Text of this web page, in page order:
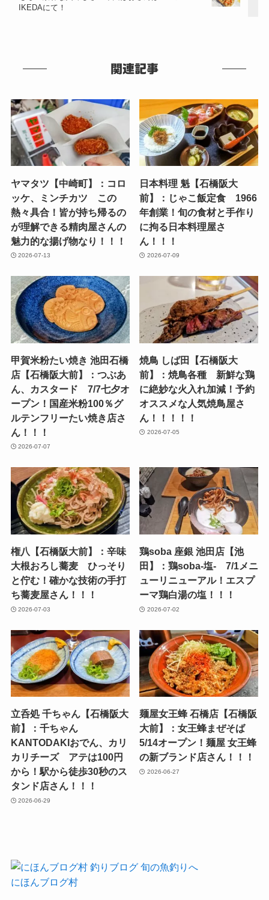
IKEDAにて！
関連記事
ヤマタツ【中崎町】：コロ
ッケ、ミンチカツ この
熱々具合！皆が持ち帰るの
が理解できる精肉屋さんの
魅力的な揚げ物なり！！！
2026-07-13
日本料理 魁【石橋阪大
前】：じゃこ飯定食 1966
年創業！旬の食材と手作り
に拘る日本料理屋さ
ん！！！
2026-07-09
甲賀米粉たい焼き 池田石橋
店【石橋阪大前】：つぶあ
ん、カスタード 7/7七夕オ
ープン！国産米粉100％グ
ルテンフリーたい焼き店さ
ん！！！
2026-07-07
焼鳥 しば田【石橋阪大
前】：焼鳥各種 新鮮な鶏
に絶妙な火入れ加減！予約
オススメな人気焼鳥屋さ
ん！！！！！
2026-07-05
権八【石橋阪大前】：辛味
大根おろし蕎麦 ひっそり
と佇む！確かな技術の手打
ち蕎麦屋さん！！！
2026-07-03
鶏soba 座銀 池田店【池
田】：鶏soba-塩- 7/1メニ
ューリニューアル！エスプ
ーマ鶏白湯の塩！！！
2026-07-02
立呑処 千ちゃん【石橋阪大
前】：千ちゃん
KANTODAKIおでん、カリ
カリチーズ アテは100円
から！駅から徒歩30秒のス
タンド店さん！！！
2026-06-29
麺屋女王蜂 石橋店【石橋阪
大前】：女王蜂まぜそば
5/14オープン！麺屋 女王蜂
の新ブランド店さん！！！
2026-06-27
にほんブログ村